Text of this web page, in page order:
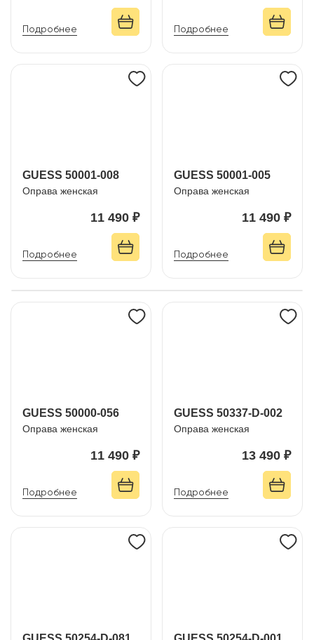
Подробнее Подробнее
GUESS 50001-008
Оправа женская
11 490 ₽
Подробнее
GUESS 50001-005
Оправа женская
11 490 ₽
Подробнее
GUESS 50000-056
Оправа женская
11 490 ₽
Подробнее
GUESS 50337-D-002
Оправа женская
13 490 ₽
Подробнее